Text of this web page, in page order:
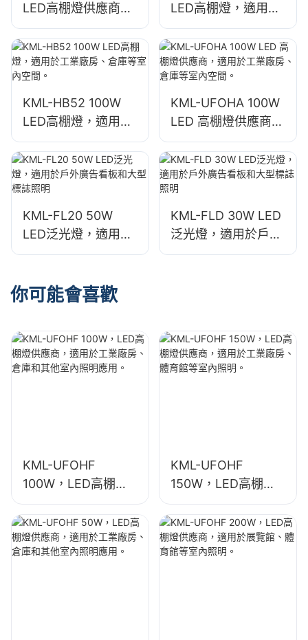
LED高棚燈供應商，
適用於工廠、倉庫等
室內空間照明。
LED高棚燈，適用於
維修車間、倉庫等室
內場所。
KML-HB52 100W
LED高棚燈，適用於
工業廠房、倉庫等室
內空間。
KML-UFOHA 100W
LED 高棚燈供應商，
適用於工業廠房、倉
庫等室內空間。
KML-FL20 50W
LED泛光燈，適用於
戶外廣告看板和大型
KML-FLD 30W LED
泛光燈，適用於戶外
廣告看板和大型標誌
你可能會喜歡
KML-UFOHF
100W，LED高棚燈
供應商，適用於工業
廠房、倉庫和其他室
內照明應用。
KML-UFOHF
150W，LED高棚燈
供應商，適用於工業
廠房、體育館等室內
照明。